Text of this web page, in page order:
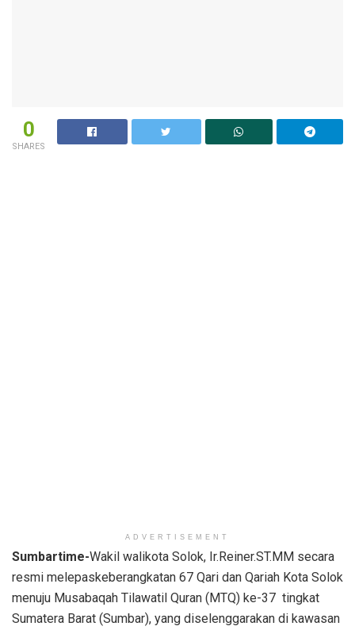
0
SHARES
ADVERTISEMENT
Sumbartime-Wakil walikota Solok, Ir.Reiner.ST.MM secara
resmi melepaskeberangkatan 67 Qari dan Qariah Kota Solok
menuju Musabaqah Tilawatil Quran (MTQ) ke-37 tingkat
Sumatera Barat (Sumbar), yang diselenggarakan di kawasan